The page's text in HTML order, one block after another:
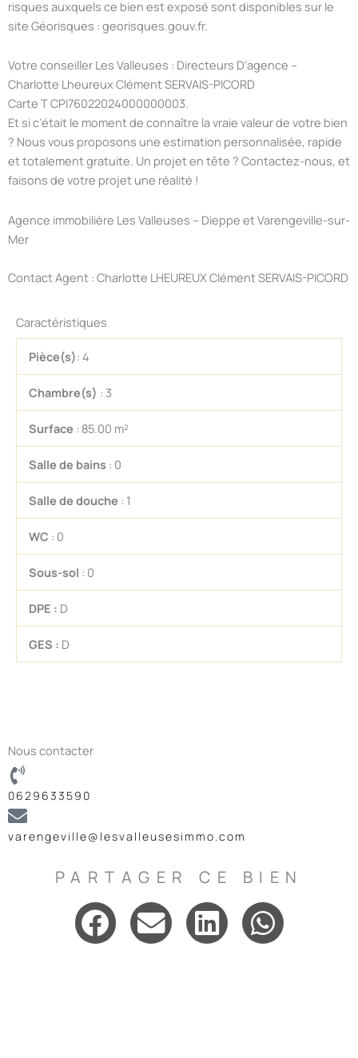
risques auxquels ce bien est exposé sont disponibles sur le
site Géorisques : georisques.gouv.fr.
Votre conseiller Les Valleuses : Directeurs D’agence –
Charlotte Lheureux Clément SERVAIS-PICORD
Carte T CPI76022024000000003.
Et si c’était le moment de connaître la vraie valeur de votre bien
? Nous vous proposons une estimation personnalisée, rapide
et totalement gratuite. Un projet en tête ? Contactez-nous, et
faisons de votre projet une réalité !
Agence immobilière Les Valleuses – Dieppe et Varengeville-sur-
Mer
Contact Agent : Charlotte LHEUREUX Clément SERVAIS-PICORD
Caractéristiques
Pièce(s): 4
Chambre(s) : 3
Surface : 85.00 m²
Salle de bains: 0
Salle de douche : 1
WC : 0
Sous-sol : 0
DPE : D
GES : D
Nous contacter
0629633590
varengeville@lesvalleusesimmo.com
PARTAGER CE BIEN